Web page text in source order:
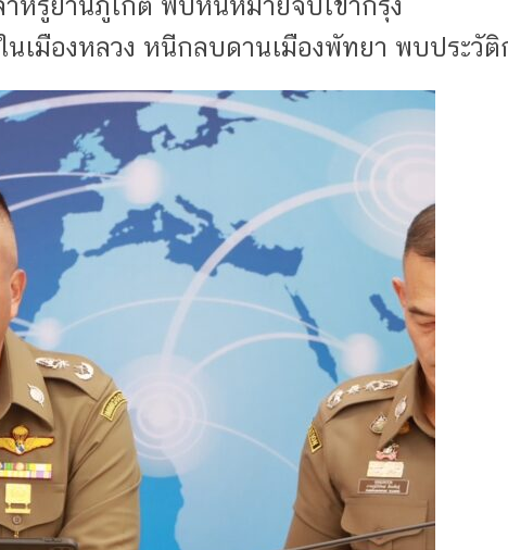
เมืองหลวง หนีกลบดานเมืองพัทยา พบประวั